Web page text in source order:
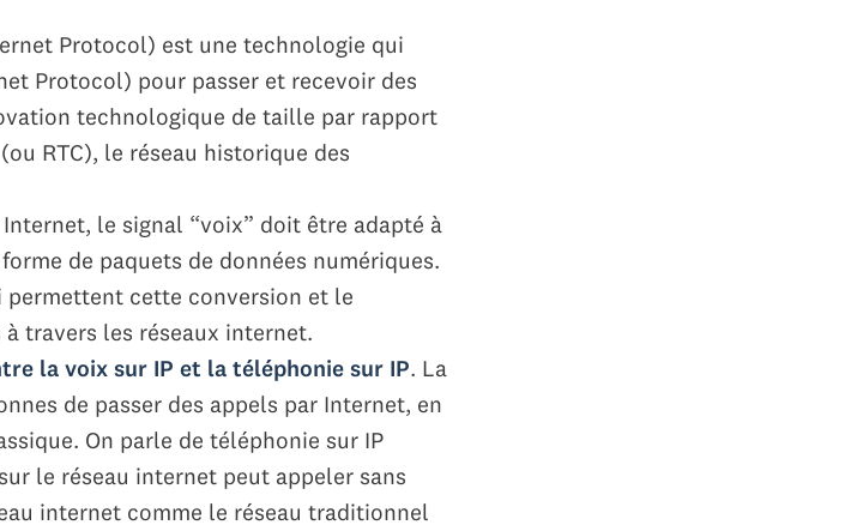
Protocol) est une technologie qui
Protocol) pour passer et recevoir des
technologique de taille par rapport
RTC), le réseau historique des
le signal “voix” doit être adapté à
de paquets de données numériques.
permettent cette conversion et le
travers les réseaux internet.
la voix sur IP et la téléphonie sur IP. La
de passer des appels par Internet, en
On parle de téléphonie sur IP
le réseau internet peut appeler sans
internet comme le réseau traditionnel